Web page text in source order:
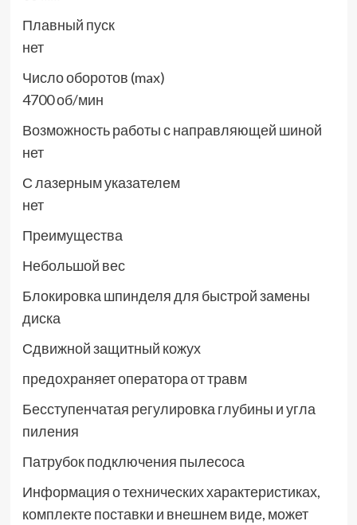
Плавный пуск
нет
Число оборотов (max)
4700 об/мин
Возможность работы с направляющей шиной
нет
С лазерным указателем
нет
Преимущества
Небольшой вес
Блокировка шпинделя для быстрой замены
диска
Сдвижной защитный кожух
предохраняет оператора от травм
Бесступенчатая регулировка глубины и угла
пиления
Патрубок подключения пылесоса
Информация о технических характеристиках,
комплекте поставки и внешнем виде, может